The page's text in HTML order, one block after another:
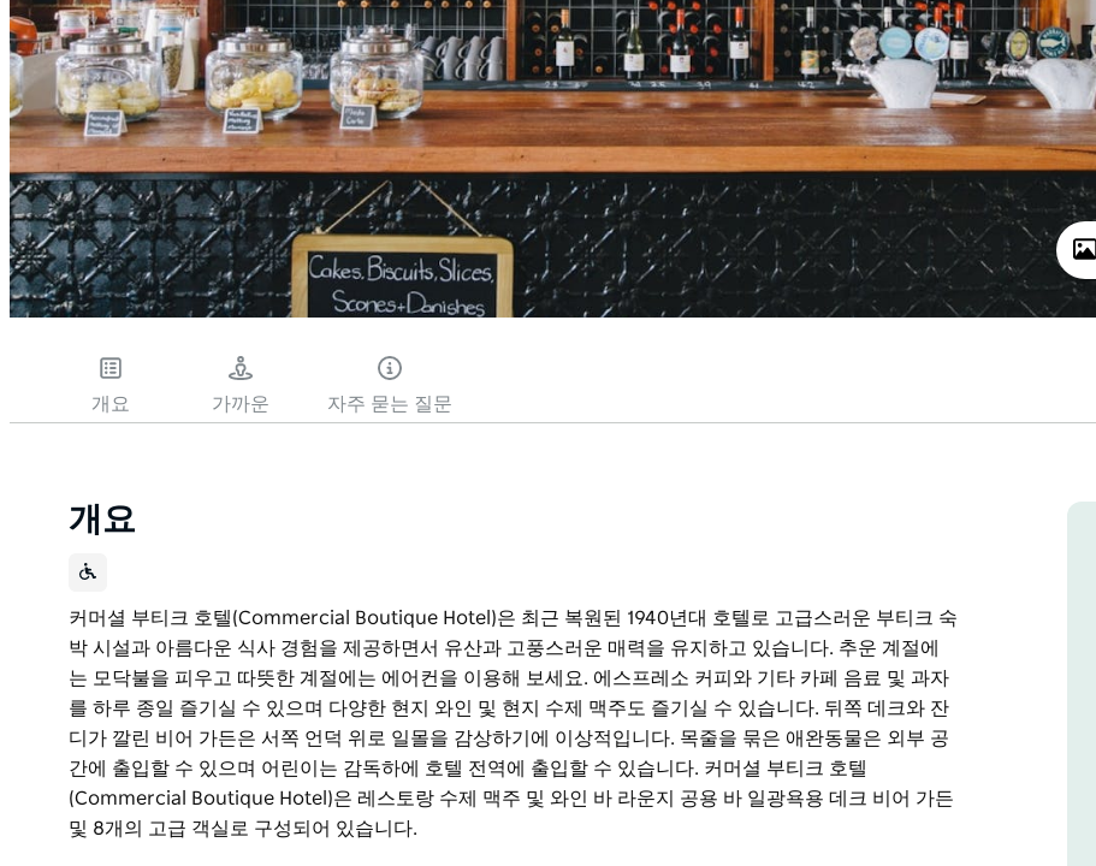
개요 가까운 자주 묻는 질문
개요
커머셜 부티크 호텔(Commercial Boutique Hotel)은 최근 복원된 1940년대 호텔로 고급스러운 부티크 숙
박 시설과 아름다운 식사 경험을 제공하면서 유산과 고풍스러운 매력을 유지하고 있습니다. 추운 계절에
는 모닥불을 피우고 따뜻한 계절에는 에어컨을 이용해 보세요. 에스프레소 커피와 기타 카페 음료 및 과자
를 하루 종일 즐기실 수 있으며 다양한 현지 와인 및 현지 수제 맥주도 즐기실 수 있습니다. 뒤쪽 데크와 잔
디가 깔린 비어 가든은 서쪽 언덕 위로 일몰을 감상하기에 이상적입니다. 목줄을 묶은 애완동물은 외부 공
간에 출입할 수 있으며 어린이는 감독하에 호텔 전역에 출입할 수 있습니다. 커머셜 부티크 호텔
(Commercial Boutique Hotel)은 레스토랑 수제 맥주 및 와인 바 라운지 공용 바 일광욕용 데크 비어 가든
및 8개의 고급 객실로 구성되어 있습니다.